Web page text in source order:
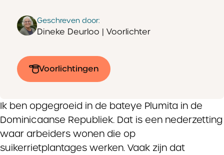
Geschreven door:
Dineke Deurloo | Voorlichter
Voorlichtingen
Ik ben opgegroeid in de bateye Plumita in de
Dominicaanse Republiek. Dat is een nederzetting
waar arbeiders wonen die op
suikerrietplantages werken. Vaak zijn dat